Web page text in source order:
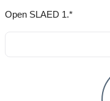
Open SLAED 1.*